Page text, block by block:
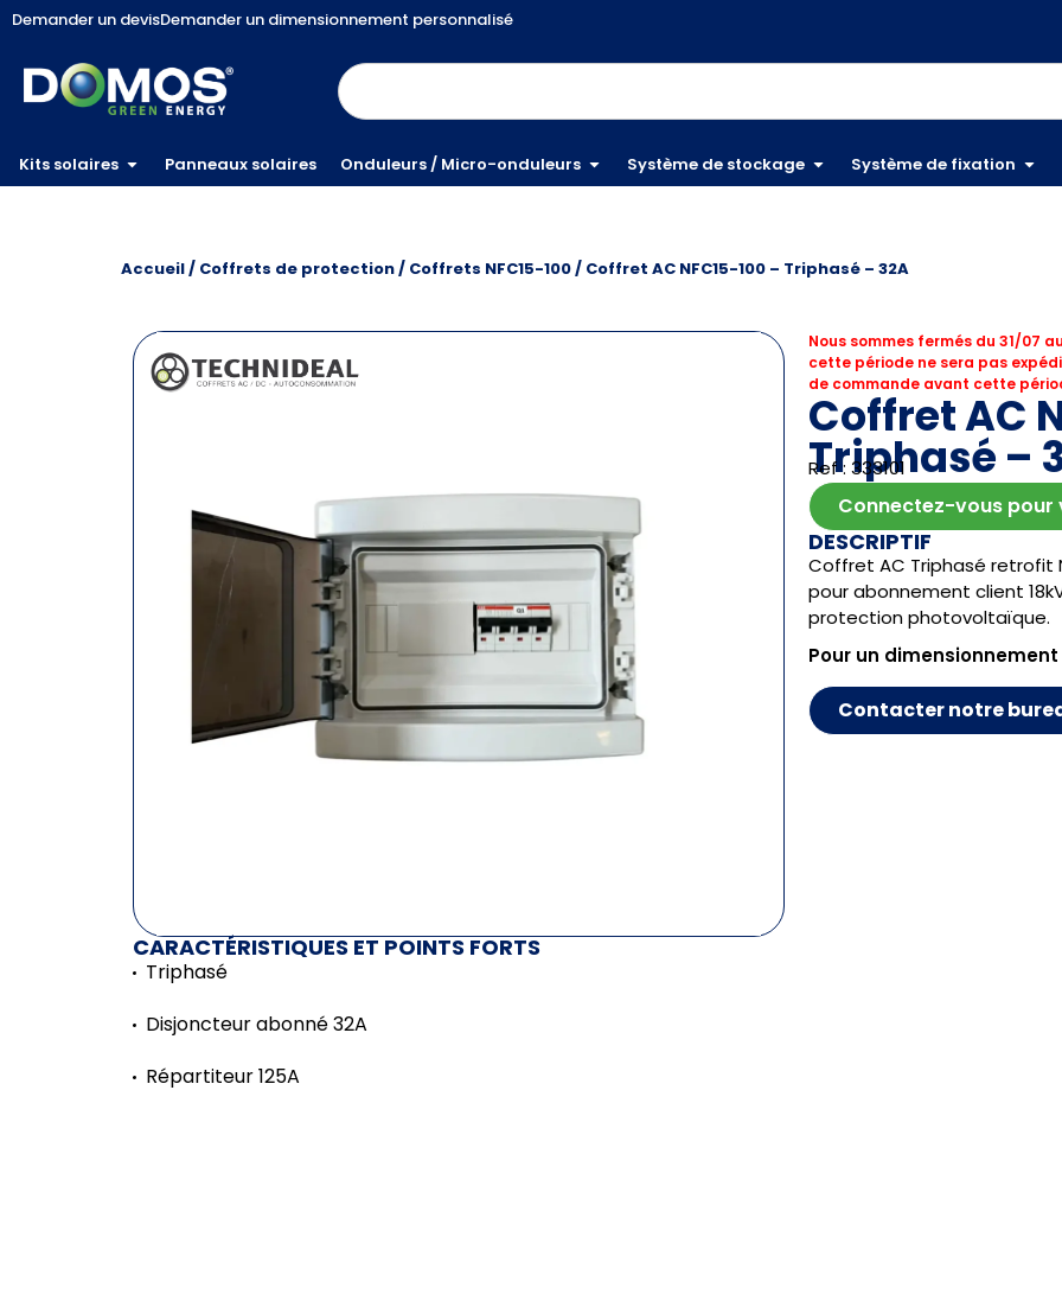
Demander un devisDemander un dimensionnement personnalisé
Kits solaires Panneaux solaires Onduleurs / Micro-onduleurs Système de stockage Système de fixation
Accueil/ Coffrets de protection/ Coffrets NFC15-100/ Coffret AC NFC15-100 – Triphasé – 32A
CARACTÉRISTIQUES ET POINTS FORTS
Triphasé
Disjoncteur abonné 32A
Répartiteur 125A
Nous sommes fermés du 31/07
cette période ne sera pas
de commande avant cette
Coffret AC
Triphasé –
Ref : 333101
Connectez-vous pour
DESCRIPTIF
Coffret AC Triphasé retrofit
pour abonnement client
protection photovoltaïque.
Pour un
Contacter notre